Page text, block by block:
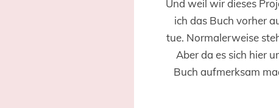
Und weil wir dieses
ich das Buch vorher
tue. Normalerweise
Aber da es sich hier
Buch aufmerksam